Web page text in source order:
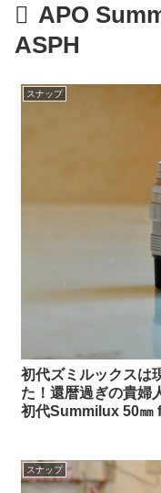
APO
ASPH
スナップ
初代ズミルックスは
た！還暦過ぎの貴婦
初代Summilux 50㎜
スナップ